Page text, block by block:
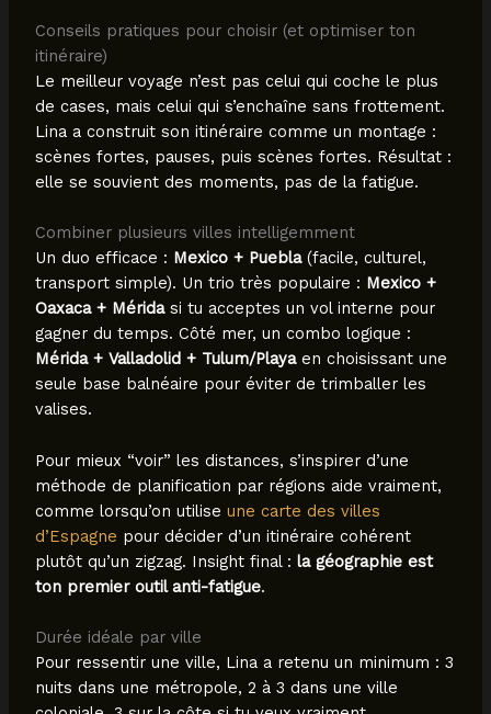
Conseils pratiques pour choisir (et optimiser ton
itinéraire)
Le meilleur voyage n’est pas celui qui coche le plus
de cases, mais celui qui s’enchaîne sans frottement.
Lina a construit son itinéraire comme un montage :
scènes fortes, pauses, puis scènes fortes. Résultat :
elle se souvient des moments, pas de la fatigue.
Combiner plusieurs villes intelligemment
Un duo efficace : Mexico + Puebla(facile, culturel,
transport simple). Un trio très populaire : Mexico +
Oaxaca + Méridasi tu acceptes un vol interne pour
gagner du temps. Côté mer, un combo logique :
Mérida + Valladolid + Tulum/Playaen choisissant une
seule base balnéaire pour éviter de trimballer les
valises.
Pour mieux “voir” les distances, s’inspirer d’une
méthode de planification par régions aide vraiment,
comme lorsqu’on utilise une carte des villes
d’Espagne pour décider d’un itinéraire cohérent
plutôt qu’un zigzag. Insight final : la géographie est
ton premier outil anti-fatigue.
Durée idéale par ville
Pour ressentir une ville, Lina a retenu un minimum : 3
nuits dans une métropole, 2 à 3 dans une ville